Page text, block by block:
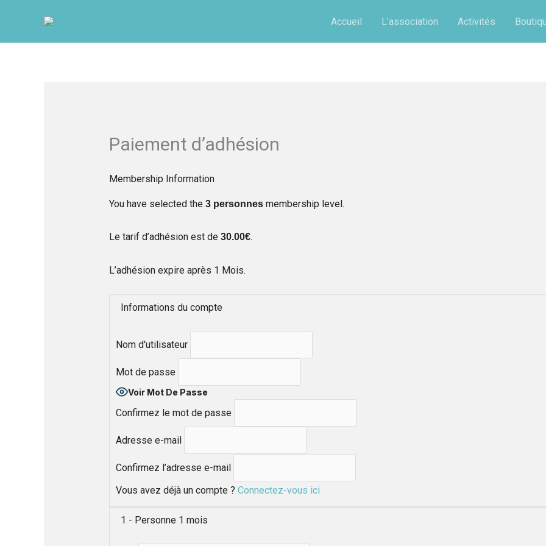
contenu
Accueil L’association Activités
Paiement d’adhésion
Membership Information
You have selected the 3 personnesmembership level.
Le tarif d’adhésion est de 30.00€.
L’adhésion expire après 1 Mois.
Informations du compte
Nom d'utilisateur
Mot de passe
Voir Mot De Passe
Confirmez le mot de passe
Adresse e-mail
Confirmez l’adresse e-mail
Vous avez déjà un compte ? Connectez-vous ici
1 - Personne 1 mois